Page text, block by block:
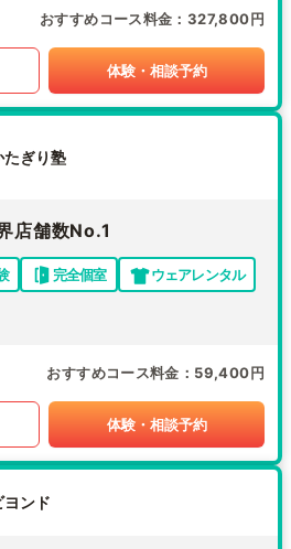
おすすめコース料金 327,800円
体験・相談予約
たぎり塾
店舗数No.1
完全個室
ウェアレンタル
おすすめコース料金 59,400円
体験・相談予約
ヨンド